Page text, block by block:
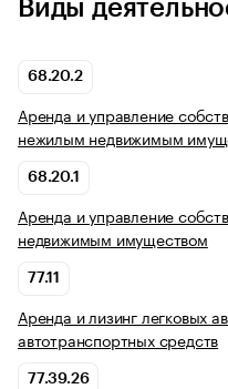
Виды
68.20.2
Аренда и управление
нежилым недвижимым
68.20.1
Аренда и управление
недвижимым имуществом
77.11
Аренда и лизинг легковых
автотранспортных средств
77.39.26